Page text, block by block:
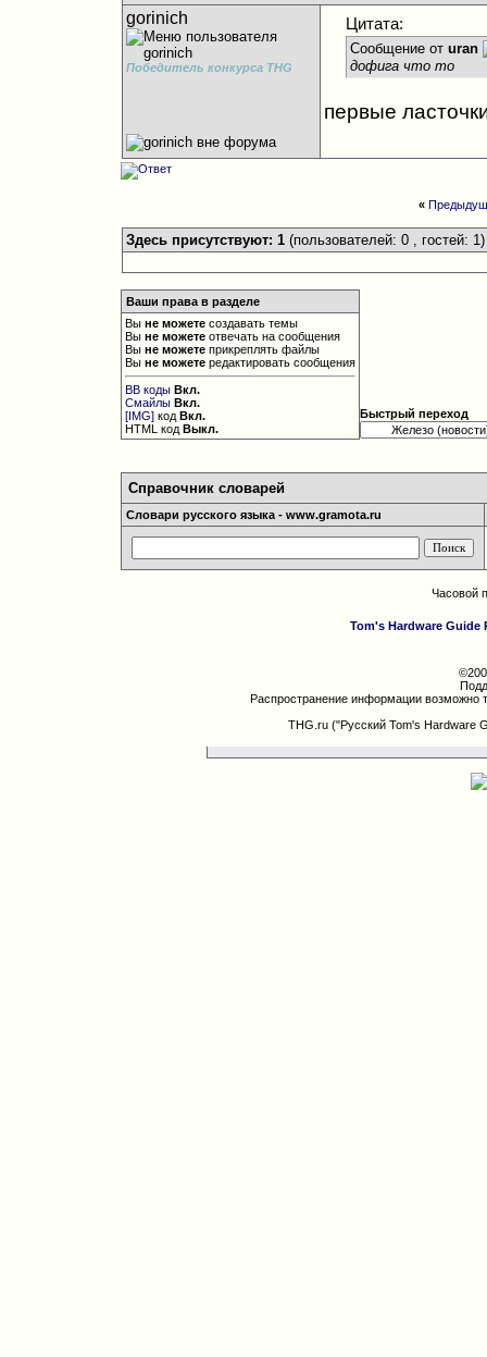
gorinich
Победитель конкурса THG
Цитата:
Сообщение от uran
дофига что то
первые
«
Здесь присутствуют: 1 (пользователей: 0 , гостей: 1)
Ваши права в разделе
Выне можете создавать темы
Выне можете отвечать на сообщения
Выне можете прикреплять файлы
Выне можете редактировать сообщения
BB коды Вкл.
Смайлы Вкл.
[IMG] кодВкл.
HTML кодВыкл.
Быстрый переход
Справочник словарей
Словари русского языка - www.gramota.ru
Часовой
Tom's Hardware Guide
Распространение информации возможно
THG.ru ("Русский Tom's Hardware